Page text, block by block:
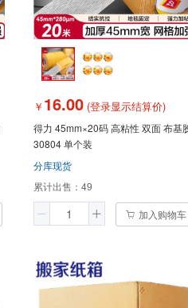
￥ 16.00 (登录显示结算价)
得力 45mm×20码 高粘性 双面 布基
30804 单个装
分库现货
累计出售： 49
加入购物车